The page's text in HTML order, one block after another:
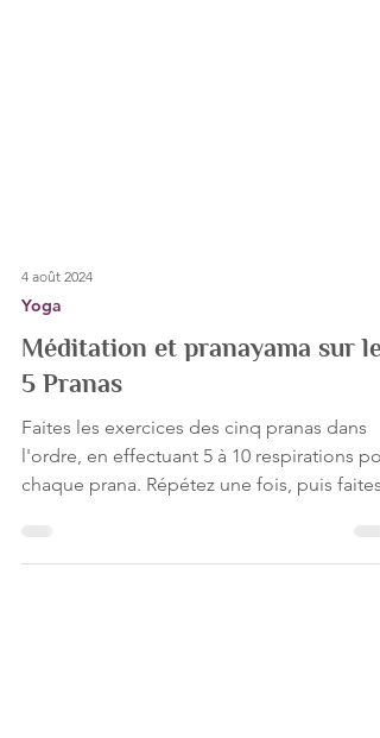
4 août 2024
Yoga
Méditation et pranayama sur les
5 Pranas
Faites les exercices des cinq pranas dans
chaque prana. Répétez une fois, puis faites